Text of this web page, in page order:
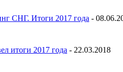
СНГ. Итоги 2017 года -
итоги 2017 года - 22.03.2018